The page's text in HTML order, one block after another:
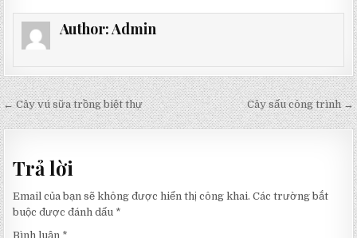
Author:Admin
Điều
hướng
viết
Cây sấu công trình →
← Cây vú sữa trồng biệt thự
Trả lời
Email của bạn sẽ không được hiển thị công khai. Các trường bắt
buộc được đánh dấu *
Bình luận *